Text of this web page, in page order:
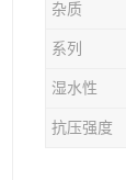
杂质
系列
湿水性
抗压强度